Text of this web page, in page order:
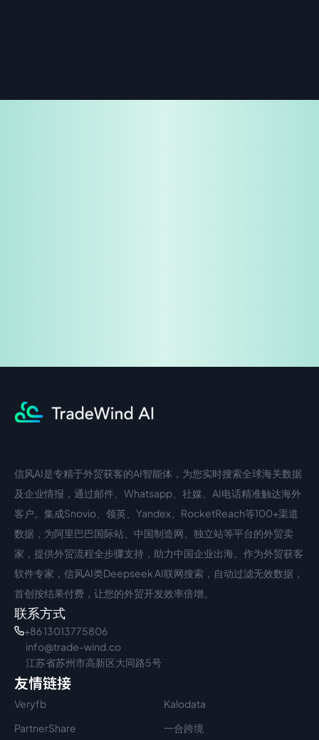
中文入口
信风AI是专精于外贸获客的AI智能体，为您实时搜索全球海关数据
及企业情报，通过邮件、Whatsapp、社媒、AI电话精准触达海外
客户。集成Snovio、领英、Yandex、RocketReach等100+渠道
数据，为阿里巴巴国际站、中国制造网、独立站等平台的外贸卖
家，提供外贸流程全步骤支持，助力中国企业出海。作为外贸获客
软件专家，信风AI类Deepseek AI联网搜索，自动过滤无效数据，
首创按结果付费，让您的外贸开发效率倍增。
联系方式
+86 13013775806
info@trade-wind.co
江苏省苏州市高新区大同路5号
友情链接
Veryfb
Kalodata
PartnerShare
一合跨境